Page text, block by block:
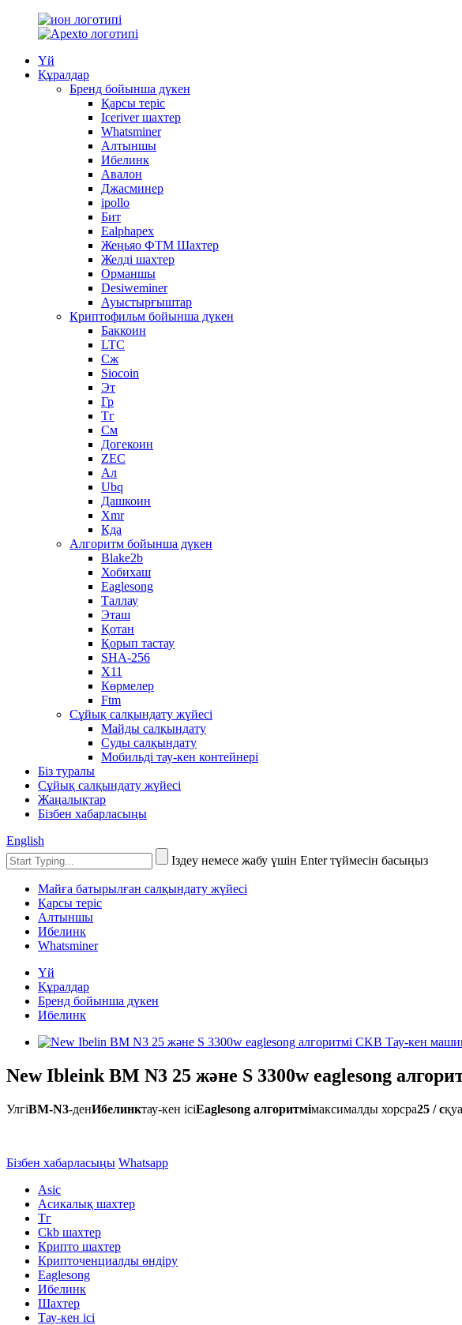
Үй
Құралдар
Бренд бойынша дүкен
Қарсы теріс
Iceriver шахтер
Whatsminer
Алтыншы
Ибелинк
Авалон
Джасминер
ipollo
Бит
Ealphapex
Жеңьяо ФТМ Шахтер
Желді шахтер
Орманшы
Desiweminer
Ауыстырғыштар
Криптофильм бойынша дүкен
Баккоин
LTC
Сж
Siocoin
Эт
Гр
Тг
См
Догекоин
ZEC
Ал
Ubq
Дашкоин
Xmr
Кда
Алгоритм бойынша дүкен
Blake2b
Хобихаш
Eaglesong
Таллау
Эташ
Қотан
Қорып тастау
SHA-256
X11
Көрмелер
Ftm
Сұйық салқындату жүйесі
Майды салқындату
Суды салқындату
Мобильді тау-кен контейнері
Біз туралы
Сұйық салқындату жүйесі
Жаңалықтар
Бізбен хабарласыңы
English
Іздеу немесе жабу үшін Enter түймесін басыңыз
Майға батырылған салқындату жүйесі
Қарсы теріс
Алтыншы
Ибелинк
Whatsminer
Үй
Құралдар
Бренд бойынша дүкен
Ибелинк
New Ibleink BM N3 25 және S 3300w eaglesong
УлгіBM-N3-денИбелинктау-кен ісіEaglesong алгоритмімаксималды хорсра25 / с
Бізбен хабарласыңы Whatsapp
Asic
Асикалық шахтер
Тг
Ckb шахтер
Крипто шахтер
Крипточенциалды өндіру
Eaglesong
Ибелинк
Шахтер
Тау-кен ісі